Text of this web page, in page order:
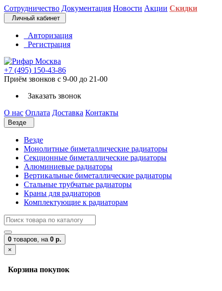
Сотрудничество Документация Новости Акции Скидки
Личный кабинет
Авторизация
Регистрация
+7 (495) 150-43-86
Приём звонков с 9-00 до 21-00
Заказать звонок
О нас Оплата Доставка Контакты
Везде
Везде
Монолитные биметаллические радиаторы
Секционные биметаллические радиаторы
Алюминиевые радиаторы
Вертикальные биметаллические радиаторы
Стальные трубчатые радиаторы
Краны для радиаторов
Комплектующие к радиаторам
0 товаров, на 0 р.
×
Корзина покупок